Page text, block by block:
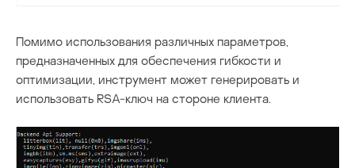
Помимо использования различных параметров,
предназначенных для обеспечения гибкости и
оптимизации, инструмент может генерировать и
использовать RSA-ключ на стороне клиента.